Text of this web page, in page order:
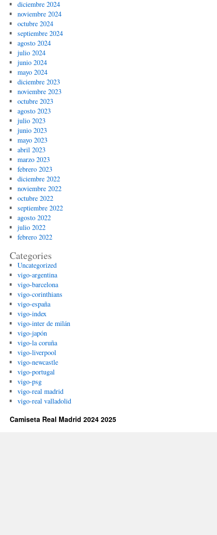
diciembre 2024
noviembre 2024
octubre 2024
septiembre 2024
agosto 2024
julio 2024
junio 2024
mayo 2024
diciembre 2023
noviembre 2023
octubre 2023
agosto 2023
julio 2023
junio 2023
mayo 2023
abril 2023
marzo 2023
febrero 2023
diciembre 2022
noviembre 2022
octubre 2022
septiembre 2022
agosto 2022
julio 2022
febrero 2022
Categories
Uncategorized
vigo-argentina
vigo-barcelona
vigo-corinthians
vigo-españa
vigo-index
vigo-inter de milán
vigo-japón
vigo-la coruña
vigo-liverpool
vigo-newcastle
vigo-portugal
vigo-psg
vigo-real madrid
vigo-real valladolid
Camiseta Real Madrid 2024 2025